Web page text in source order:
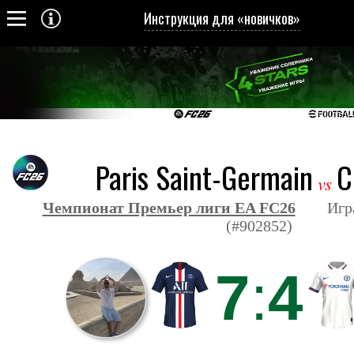
Инструкция для «новичков»
Paris Saint-Germain vs
Чемпионат Премьер лиги EA FC26Игра
(#902852)
7:4